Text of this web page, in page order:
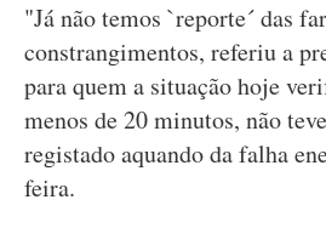
"Já não temos `reporte´ das
constrangimentos, referiu a
para quem a situação hoje
menos de 20 minutos, não
registado aquando da falha
feira.